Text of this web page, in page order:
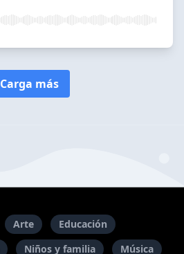
Carga más
Arte
Educación
Niños y familia Música